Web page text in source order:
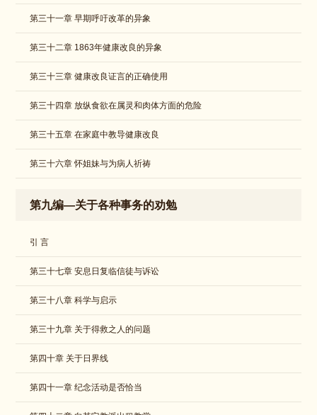
​第三十一章 早期呼吁改革的异象
第三十二章 1863年健康改良的异象
第三十三章 健康改良证言的正确使用
第三十四章 放纵食欲在属灵和肉体方面的危险
第三十五章 在家庭中教导健康改良
第三十六章 怀姐妹与为病人祈祷
第九编—关于各种事务的劝勉
引 言
第三十七章 安息日复临信徒与诉讼
​第三十八章 科学与启示
第三十九章 关于得救之人的问题
​第四十章 关于日界线
​第四十一章 纪念活动是否恰当